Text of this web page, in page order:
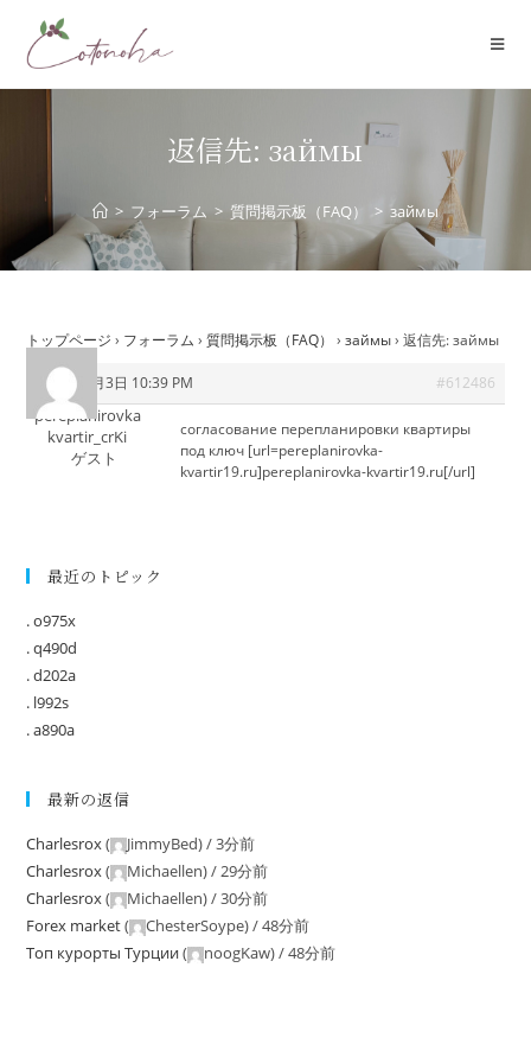
返信先: займы
> フォーラム > 質問掲示板（FAQ） > займы
トップページ › フォーラム › 質問掲示板（FAQ） › займы › 返信先: займы
2026年6月3日 10:39 PM #612486
pereplanirovka
kvartir_crKi
ゲスト
согласование перепланировки квартиры
под ключ [url=pereplanirovka-
kvartir19.ru]pereplanirovka-kvartir19.ru[/url]
最近のトピック
. o975x
. q490d
. d202a
. l992s
. a890a
最新の返信
Charlesrox( JimmyBed) /3分前
Charlesrox( Michaellen) /29分前
Charlesrox( Michaellen) /30分前
Forex market( ChesterSoype) /48分前
Tоп курорты Tурции( noogKaw) /48分前